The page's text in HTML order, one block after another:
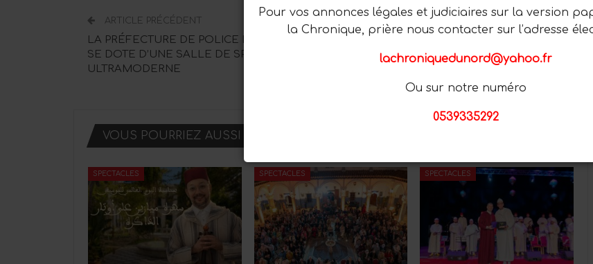
ARTICLE PRÉCÉDENT
LA PRÉFECTURE DE POLICE DE TÉTOUAN
SE DOTE D’UNE SALLE DE SPORT
ULTRAMODERNE
MUSIQUE : SOIRÉE D’AL ALA AU PALAIS
DES INSTITUTIONS ITALIENNES
VOUS POURRIEZ AUSSI AIMER
SPECTACLES SPECTACLES SPECTACLES
Pour vos annonces légales et judiciaires sur la version
la Chronique, prière nous contacter sur l’adresse
lachroniquedunord@yahoo.fr
Ou sur notre numéro
0539335292